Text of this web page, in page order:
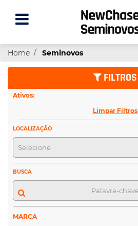
Home Seminovos
FILTROS
Ativos:
Limpar Filtros
LOCALIZAÇÃO
BUSCA
MARCA